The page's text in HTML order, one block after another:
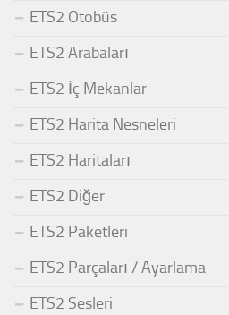
ETS2 Otobüs
ETS2 Arabaları
ETS2 İç Mekanlar
ETS2 Harita Nesneleri
ETS2 Haritaları
ETS2 Diğer
ETS2 Paketleri
ETS2 Parçaları / Ayarlama
ETS2 Sesleri